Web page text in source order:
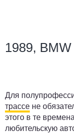
1989,
Для
трассе не
этого в те
любительскую